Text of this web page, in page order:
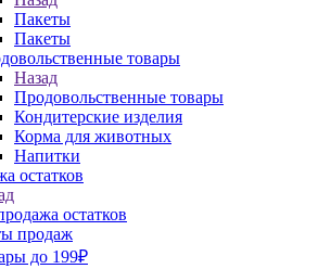
Пакеты
Пакеты
товары
Назад
Продовольственные товары
Кондитерские изделия
Корма для животных
Напитки
остатков
остатков
продаж
до 199₽